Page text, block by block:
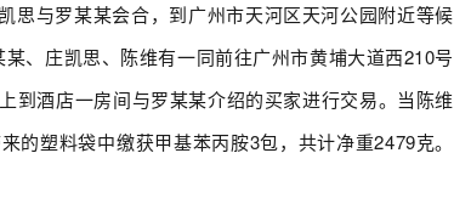
思与罗某某会合，到广州市天河区天河公园附近等候
、庄凯思、陈维有一同前往广州市黄埔大道西210号
到酒店一房间与罗某某介绍的买家进行交易。当陈维
塑料袋中缴获甲基苯丙胺3包，共计净重2479克。